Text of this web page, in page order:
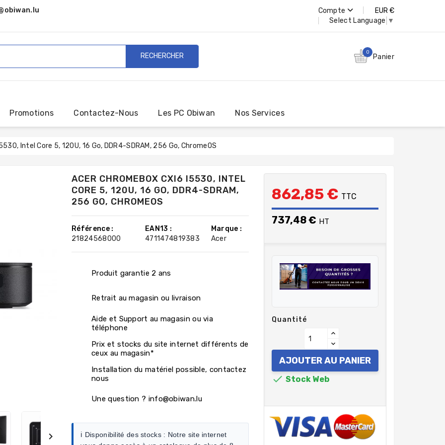
Compte
EUR €
Select Language ▼
RECHERCHER 0
Panier
Promotions Contactez-Nous Les PC Obiwan Nos Services
Intel Core 5, 120U, 16 Go, DDR4-SDRAM, 256 Go, ChromeOS

ACER CHROMEBOX CXI6 I5530, INTEL
CORE 5, 120U, 16 GO, DDR4-SDRAM,
256 GO, CHROMEOS
Référence :
21824568000
EAN13 :
4711474819383
Marque :
Acer
Produit garantie 2 ans
Retrait au magasin ou livraison
Aide et Support au magasin ou via
téléphone
Prix et stocks du site internet différents de
ceux au magasin*
Installation du matériel possible, contactez
nous
Une question ? info@obiwan.lu
ℹ️ Disponibilité des stocks : Notre site internet
862,85 € TTC
737,48 € HT
Quantité
AJOUTER AU PANIER
 Stock Web